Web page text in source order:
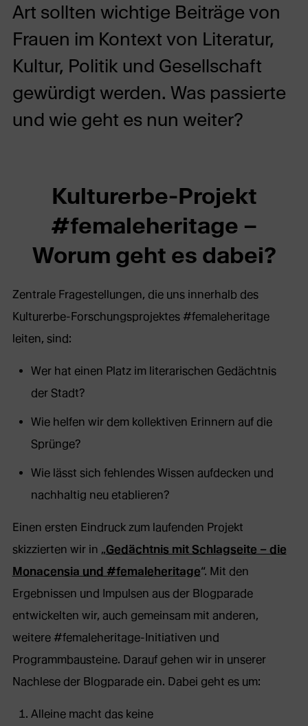
Art sollten wichtige Beiträge von
Frauen im Kontext von Literatur,
Kultur, Politik und Gesellschaft
gewürdigt werden. Was passierte
und wie geht es nun weiter?
Kulturerbe-Projekt
#femaleheritage –
Worum geht es dabei?
Zentrale Fragestellungen, die uns innerhalb des
Kulturerbe-Forschungsprojektes #femaleheritage
leiten, sind:
Wer hat einen Platz im literarischen Gedächtnis
der Stadt?
Wie helfen wir dem kollektiven Erinnern auf die
Sprünge?
Wie lässt sich fehlendes Wissen aufdecken und
nachhaltig neu etablieren?
Einen ersten Eindruck zum laufenden Projekt
skizzierten wir in „Gedächtnis mit Schlagseite – die
Monacensia und #femaleheritage“. Mit den
Ergebnissen und Impulsen aus der Blogparade
entwickelten wir, auch gemeinsam mit anderen,
weitere #femaleheritage-Initiativen und
Programmbausteine. Darauf gehen wir in unserer
Nachlese der Blogparade ein. Dabei geht es um:
Alleine macht das keine